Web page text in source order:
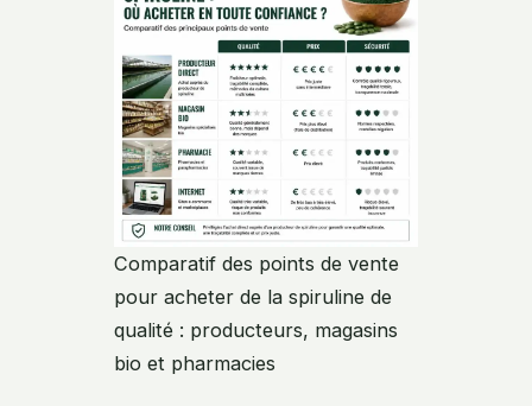
Comparatif des points de vente
pour acheter de la spiruline de
qualité : producteurs, magasins
bio et pharmacies